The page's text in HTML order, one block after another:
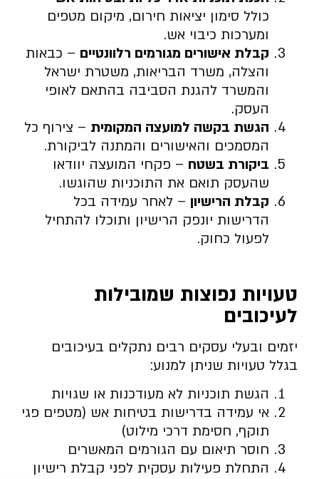
כולל סימון יציאות חירום, מיקום מטפים
ומערכות כיבוי אש.
קבלת אישורים מגורמים רלוונטיים – כבאות
והצלה, משרד הבריאות, משטרת ישראל
והמשרד להגנת הסביבה בהתאם לאופי
העסק.
הגשת בקשה למועצה המקומית – צירוף כל
המסמכים והאישורים והמתנה לביקורת.
ביקורת בשטח – פקחי המועצה יוודאו
שהעסק תואם את התוכניות שהוגשו.
קבלת הרישיון – לאחר עמידה בכל
הדרישות יונפק הרישיון ותוכלו להתחיל
לפעול כחוק.
טעויות נפוצות שמובילות
לעיכובים
יזמים ובעלי עסקים רבים נתקלים בעיכובים
בגלל טעויות שניתן למנוע:
הגשת תוכניות לא מעודכנות או שגויות
אי עמידה בדרישות בטיחות אש (מטפים פגי
תוקף, חסימת דרכי מילוט)
חוסר תיאום עם הגורמים המאשרים
התחלת פעילות עסקית לפני קבלת רישיון